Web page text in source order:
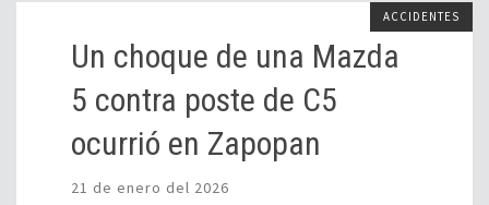
ACCIDENTES
Un choque de una Mazda
5 contra poste de C5
ocurrió en Zapopan
21 de enero del 2026